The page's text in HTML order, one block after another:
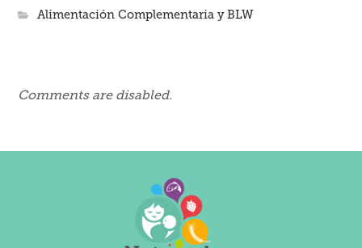
Alimentación Complementaria y BLW
Comments are disabled.